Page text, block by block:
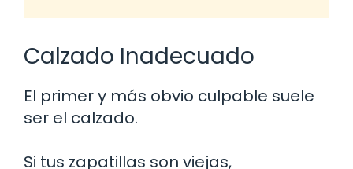
Calzado Inadecuado
El primer y más obvio culpable suele
ser el calzado.
Si tus zapatillas son viejas,